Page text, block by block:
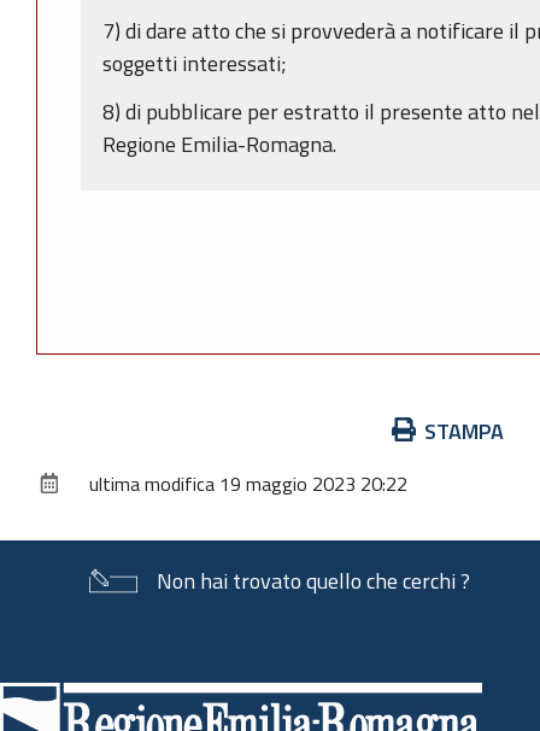
7) di dare atto che si provvederà a notificare il
soggetti interessati;
8) di pubblicare per estratto il presente atto
Regione Emilia-Romagna.
documento
STAMPA
ultima modifica 19 maggio 2023 20:22
Non hai trovato quello che cerchi ?
di